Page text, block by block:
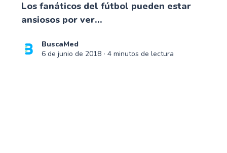
Los fanáticos del fútbol pueden estar
ansiosos por ver...
BuscaMed
6 de junio de 2018 ∙ 4 minutos de lectura